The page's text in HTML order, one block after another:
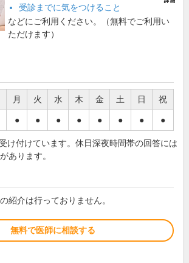
受診までに気をつけること
などにご利用ください。（無料でご利用い
ただけます）
月 火 水 木 金 土 日 祝
● ● ● ● ● ● ● ●
け付けています。休日深夜時間帯の回答には
あります。
紹介は行っておりません。
無料で医師に相談する